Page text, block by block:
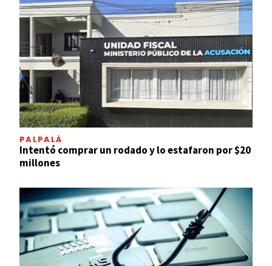
PALPALÁ
Intentó comprar un rodado y lo estafaron por $20
millones